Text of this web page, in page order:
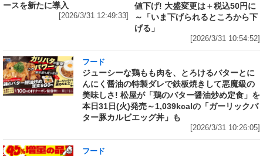
ースを新たに導入
[2026/3/31 12:49:33]
値下げ! 大盛変更は＋税込50円に
～「いま下げられるところから下
げる」
[2026/3/31 10:54:52]
フード
ジューシーな鶏もも肉を、とろけるバターとに
んにく醤油の特製ダレで鉄板焼きして悪魔級の
美味しさ! 松屋が「鶏のバター醤油炒め定食」を
本日31日(火)発売～1,039kcalの「ガーリックバ
ター豚カルビエッグ丼」も
[2026/3/31 10:26:05]
フード